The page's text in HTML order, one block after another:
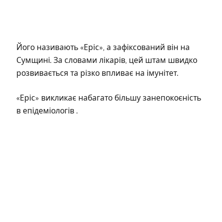
Його називають «Еріс», а зафіксований він на
Сумщині. За словами лікарів, цей штам швидко
розвивається та різко впливає на імунітет.
«Еріс» викликає набагато більшу занепокоєність
в епідеміологів .